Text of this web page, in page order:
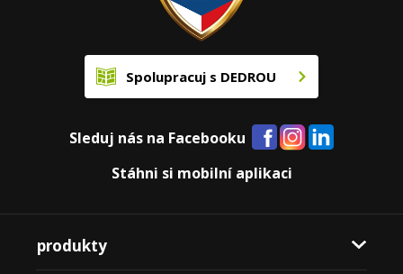
Spolupracuj s DEDROU
Sleduj nás na Facebooku
Stáhni si mobilní aplikaci
produkty